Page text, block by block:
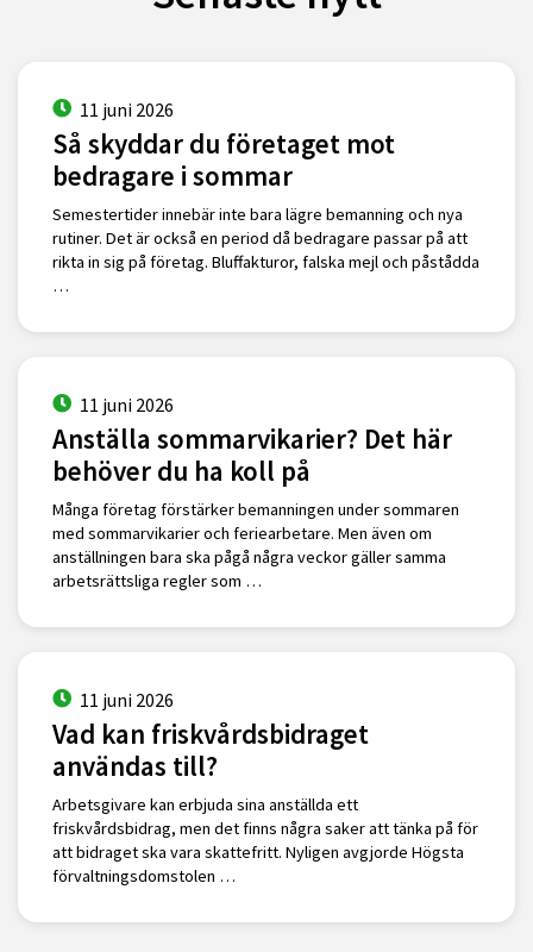
11 juni 2026
Så skyddar du företaget mot
bedragare i sommar
Semestertider innebär inte bara lägre bemanning och nya
rutiner. Det är också en period då bedragare passar på att
rikta in sig på företag. Bluffakturor, falska mejl och påstådda
…
11 juni 2026
Anställa sommarvikarier? Det här
behöver du ha koll på
Många företag förstärker bemanningen under sommaren
med sommarvikarier och feriearbetare. Men även om
anställningen bara ska pågå några veckor gäller samma
arbetsrättsliga regler som …
11 juni 2026
Vad kan friskvårdsbidraget
användas till?
Arbetsgivare kan erbjuda sina anställda ett
friskvårdsbidrag, men det finns några saker att tänka på för
att bidraget ska vara skattefritt. Nyligen avgjorde Högsta
förvaltningsdomstolen …